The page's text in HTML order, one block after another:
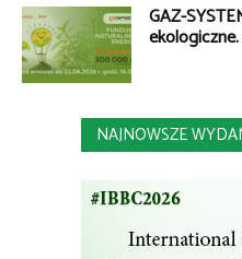
GAZ-
NAJNOWSZE